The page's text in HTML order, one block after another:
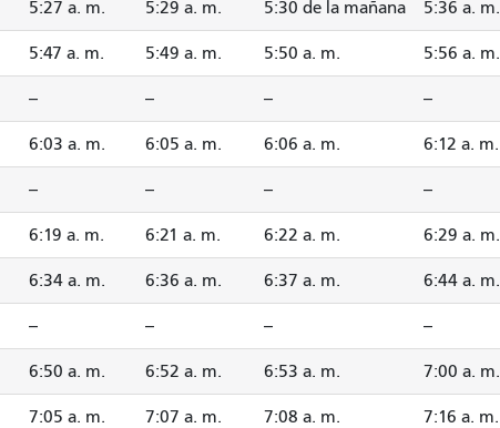
5:27 a. m. 5:29 a. m. 5:30 de la mañana 5:36 a. m.
5:47 a. m. 5:49 a. m. 5:50 a. m. 5:56 a. m.
-- -- -- --
6:03 a. m. 6:05 a. m. 6:06 a. m. 6:12 a. m.
-- -- -- --
6:19 a. m. 6:21 a. m. 6:22 a. m. 6:29 a. m.
6:34 a. m. 6:36 a. m. 6:37 a. m. 6:44 a. m.
-- -- -- --
6:50 a. m. 6:52 a. m. 6:53 a. m. 7:00 a. m.
7:05 a. m. 7:07 a. m. 7:08 a. m. 7:16 a. m.